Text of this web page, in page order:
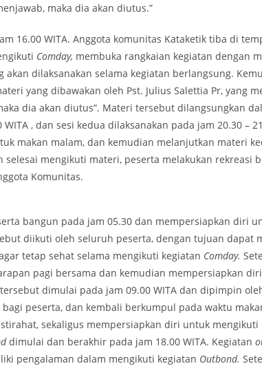
maka dia akan diutus.”
16.00 WITA. Anggota komunitas Kataketik tiba di
Comday, membuka rangkaian kegiatan dengan
dilaksanakan selama kegiatan berlangsung.
yang dibawakan oleh Pst. Julius Salettia Pr, yang
dia akan diutus”. Materi tersebut dilangsungkan
, dan sesi kedua dilaksanakan pada jam 20.30 –
makan malam, dan kemudian melanjutkan materi
selesai mengikuti materi, peserta melakukan rekreasi
Komunitas.
bangun pada jam 05.30 dan mempersiapkan diri
diikuti oleh seluruh peserta, dengan tujuan dapat
tetap sehat selama mengikuti kegiatan Comday.
pagi bersama dan kemudian mempersiapkan
dimulai pada jam 09.00 WITA dan dipimpin
peserta, dan kembali berkumpul pada waktu
sekaligus mempersiapkan diri untuk mengikuti
dimulai dan berakhir pada jam 18.00 WITA. Kegiatan
pengalaman dalam mengikuti kegiatan Outbond.